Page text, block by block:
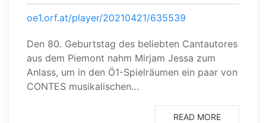
oe1.orf.at/player/20210421/635539
Den 80. Geburtstag des beliebten Cantautores
aus dem Piemont nahm Mirjam Jessa zum
Anlass, um in den Ö1-Spielräumen ein paar von
CONTES musikalischen…
READ MORE